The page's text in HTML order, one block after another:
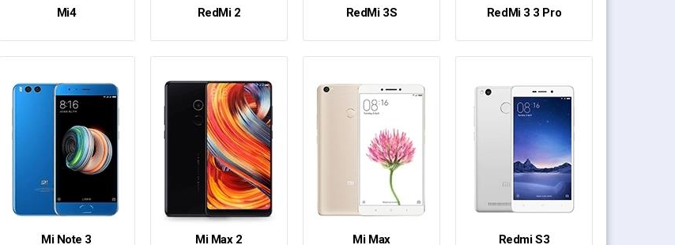
Mi4 RedMi 2 RedMi 3S RedMi 3 3 Pro
Mi Note 3 Mi Max 2 Mi Max Redmi S3